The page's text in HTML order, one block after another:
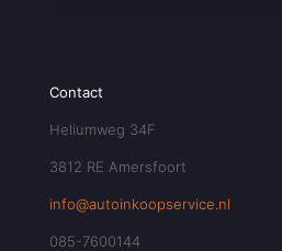
Contact
Heliumweg 34F
3812 RE Amersfoort
info@autoinkoopservice.nl
085-7600144